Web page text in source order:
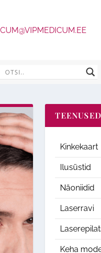
TEENUSED
Kinkekaart
Ilusüstid
Näoniidid
Laserravi
Keha